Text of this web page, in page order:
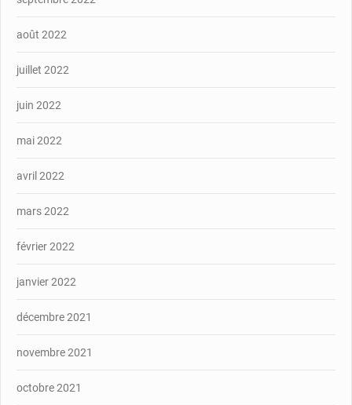
août 2022
juillet 2022
juin 2022
mai 2022
avril 2022
mars 2022
février 2022
janvier 2022
décembre 2021
novembre 2021
octobre 2021